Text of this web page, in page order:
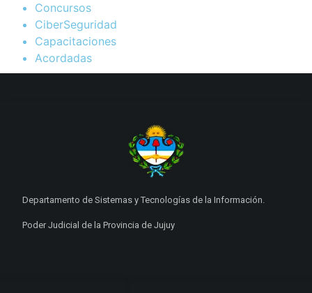
Concursos
CiberSeguridad
Capacitaciones
Acordadas
Departamento de Sistemas y Tecnologías de la Información.
Poder Judicial de la Provincia de Jujuy